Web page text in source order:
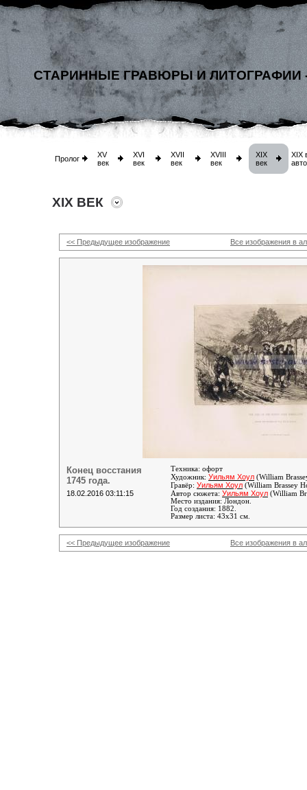
СТАРИННЫЕ ГРАВЮРЫ И ЛИТОГРАФИИ
Пролог
XV
век
XVI
век
XVII
век
XVIII
век
XIX
век
XIX
XIX ВЕК
<< Предыдущее изображение Все изображения в
Конец восстания
1745 года.
18.02.2016 03:11:15
Техника: офорт
Художник: Уильям Хоул (William
Гравёр: Уильям Хоул (William Brassey
Автор сюжета: Уильям Хоул (William
Место издания: Лондон.
Год создания: 1882.
Размер листа: 43х31 см.
<< Предыдущее изображение Все изображения в